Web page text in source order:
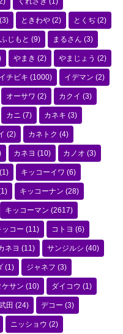
(3) ときわや (2) とくぢ (2)
ふじもと (9) まるさん (3)
やまき (2) やまじょう (2)
イチビキ (1000) イデマン (2)
オーサワ (2) カクイ (3)
カニ (7) カネキ (3)
(2) カネトク (4)
カネヨ (10) カノオ (3)
(1) キッコーイワ (6)
キッコーナン (28)
キッコーマン (2617)
ッコー (11) コトヨ (6)
ネヨ (11) サンジルシ (40)
(1) ジャネフ (3)
ケサン (10) ダイコウ (1)
田 (24) デコー (3)
ニッショウ (2)